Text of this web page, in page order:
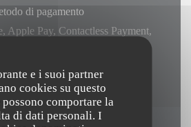
e i suoi partner
cookies su questo
comportare la
di dati personali. I
di pagamento
Apple Pay, Contactless Payment,
Express, Bancomat